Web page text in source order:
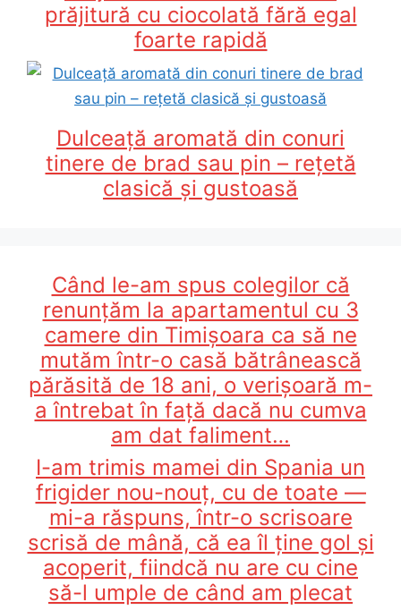
prăjitură cu ciocolată fără egal
foarte rapidă
Dulceață aromată din conuri
tinere de brad sau pin – rețetă
clasică și gustoasă
Când le-am spus colegilor că
renunțăm la apartamentul cu 3
camere din Timișoara ca să ne
mutăm într-o casă bătrânească
părăsită de 18 ani, o verișoară m-
a întrebat în față dacă nu cumva
am dat faliment…
I-am trimis mamei din Spania un
frigider nou-nouț, cu de toate —
mi-a răspuns, într-o scrisoare
scrisă de mână, că ea îl ține gol și
acoperit, fiindcă nu are cu cine
să-l umple de când am plecat